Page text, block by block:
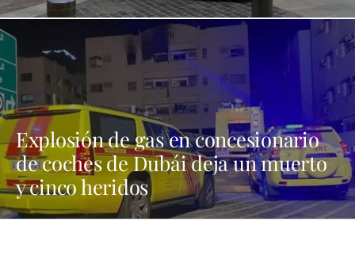
Explosión de gas en concesionario
de coches de Dubái deja un muerto
y cinco heridos